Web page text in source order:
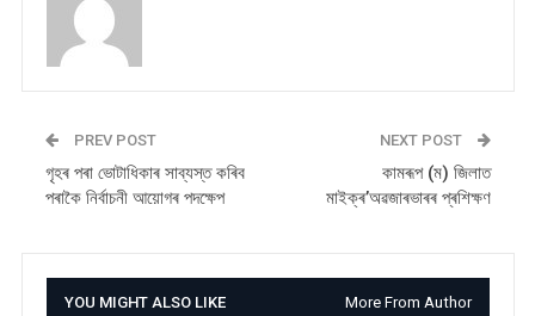
PREV POST
গৃহৰ পৰা ভোটাধিকাৰ সাব্যস্ত কৰিব
পৰাকৈ নিৰ্বাচনী আয়োগৰ পদক্ষেপ
NEXT POST
কামৰূপ (ম) জিলাত
মাইক্ৰ’অৱজাৰভাৰৰ প্ৰশিক্ষণ
YOU MIGHT ALSO LIKE More From Author